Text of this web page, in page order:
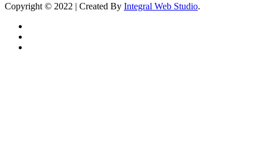
Copyright © 2022 | Created By Integral Web Studio.